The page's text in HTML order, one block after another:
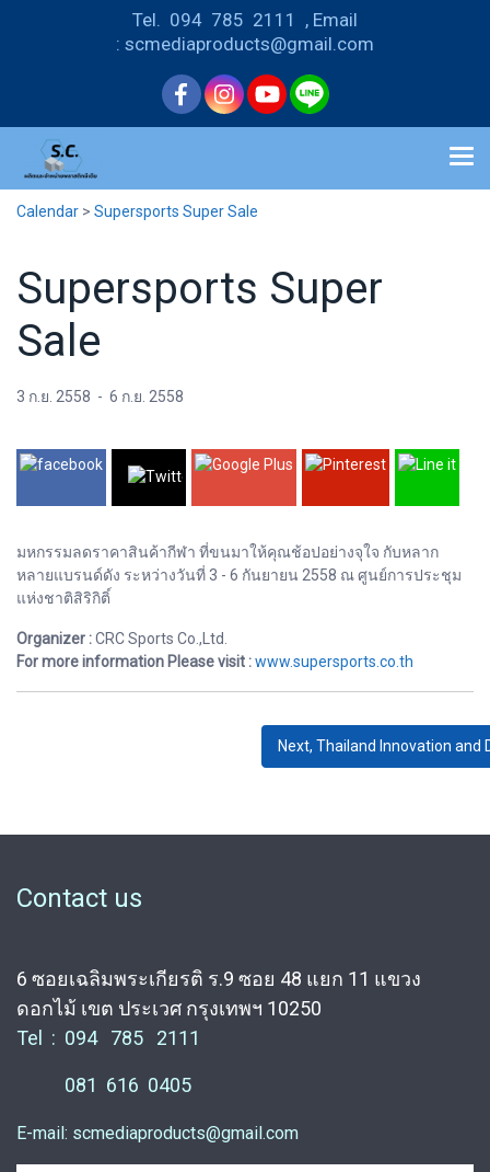
Tel. 094 785 2111 , Email
: scmediaproducts@gmail.com
Calendar > Supersports Super Sale
Supersports Super
Sale
3 ก.ย. 2558 - 6 ก.ย. 2558
มหกรรมลดราคาสินค้ากีฬา ที่ขนมาให้คุณช้อปอย่างจุใจ กับหลาก
หลายแบรนด์ดัง ระหว่างวันที่ 3 - 6 กันยายน 2558 ณ ศูนย์การประชุม
แห่งชาติสิริกิติ์
Organizer :CRC Sports Co.,Ltd.
For more information Please visit :www.supersports.co.th
Next, Thailand Innovation and
Contact us
6 ซอยเฉลิมพระเกียรติ ร.9 ซอย 48 แยก 11 แขวง
ดอกไม้ เขต ประเวศ กรุงเทพฯ 10250
Tel : 094 785 2111
081 616 0405
E-mail: scmediaproducts@gmail.com